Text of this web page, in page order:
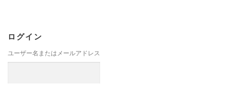
ログイン
ユーザー名またはメールアドレス